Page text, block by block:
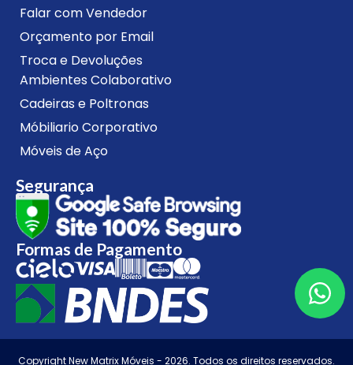
Falar com Vendedor
Orçamento por Email
Troca e Devoluções
Ambientes Colaborativo
Cadeiras e Poltronas
Móbiliario Corporativo
Móveis de Aço
Segurança
Formas de Pagamento
Copyright New Matrix Móveis - 2026. Todos os direitos reservados.